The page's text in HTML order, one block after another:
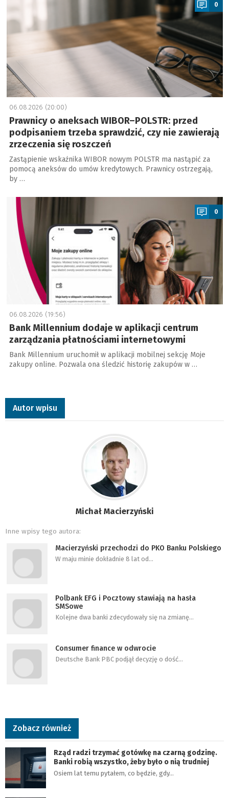
0
06.08.2026 (20:00)
Prawnicy o aneksach WIBOR–POLSTR: przed
podpisaniem trzeba sprawdzić, czy nie zawierają
zrzeczenia się roszczeń
Zastąpienie wskaźnika WIBOR nowym POLSTR ma nastąpić za
pomocą aneksów do umów kredytowych. Prawnicy ostrzegają,
by …
0
06.08.2026 (19:56)
Bank Millennium dodaje w aplikacji centrum
zarządzania płatnościami internetowymi
Bank Millennium uruchomił w aplikacji mobilnej sekcję Moje
zakupy online. Pozwala ona śledzić historię zakupów w …
Autor wpisu
Michał Macierzyński
Inne wpisy tego autora:
Macierzyński przechodzi do PKO Banku Polskiego
W maju minie dokładnie 8 lat od…
Polbank EFG i Pocztowy stawiają na hasła
SMSowe
Kolejne dwa banki zdecydowały się na zmianę…
Consumer finance w odwrocie
Deutsche Bank PBC podjął decyzję o dość…
Zobacz również
Rząd radzi trzymać gotówkę na czarną godzinę.
Banki robią wszystko, żeby było o nią trudniej
Osiem lat temu pytałem, co będzie, gdy…